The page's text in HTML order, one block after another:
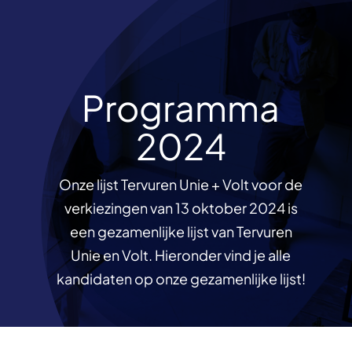
Programma
2024
Onze lijst Tervuren Unie + Volt voor de
verkiezingen van 13 oktober 2024 is
een gezamenlijke lijst van Tervuren
Unie en Volt. Hieronder vind je alle
kandidaten op onze gezamenlijke lijst!